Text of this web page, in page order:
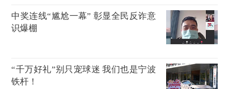
中奖连线“尴尬一幕” 彰显全民反诈意
识爆棚
“千万好礼”别只宠球迷 我们也是宁波
铁杆！